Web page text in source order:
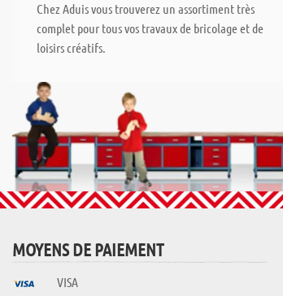
Chez Aduis vous trouverez un assortiment très
complet pour tous vos travaux de bricolage et de
loisirs créatifs.
MOYENS DE PAIEMENT
VISA